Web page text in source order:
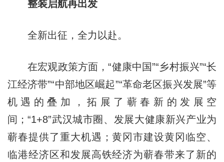
整装启航再出发
全新出征，全力以赴。
在宏观政策方面，“健康中国”“乡村振兴”“长
江经济带”“中部地区崛起”“革命老区振兴发展”等
机遇的叠加，拓展了蕲春新的发展空
间；“1+8”武汉城市圈、发展大健康新兴产业为
蕲春提供了重大机遇；黄冈市建设黄冈临空、
临港经济区和发展高铁经济为蕲春带来了新的